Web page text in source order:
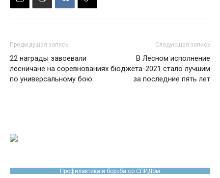
Предыдущая запись
22 награды завоевали
лесничане на соревнованиях
по универсальному бою
Следующая запись
В Лесном исполнение
бюджета-2021 стало лучшим
за последние пять лет
Профилактика и борьба со СПИДом